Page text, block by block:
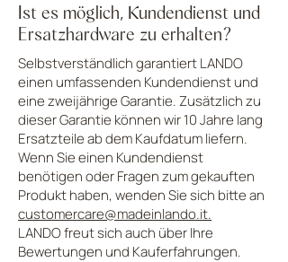
Ist es möglich, Kundendienst und
Ersatzhardware zu erhalten?
Selbstverständlich garantiert LANDO
einen umfassenden Kundendienst und
eine zweijährige Garantie. Zusätzlich zu
dieser Garantie können wir 10 Jahre lang
Ersatzteile ab dem Kaufdatum liefern.
Wenn Sie einen Kundendienst
benötigen oder Fragen zum gekauften
Produkt haben, wenden Sie sich bitte an
customercare@madeinlando.it.
LANDO freut sich auch über Ihre
Bewertungen und Kauferfahrungen.